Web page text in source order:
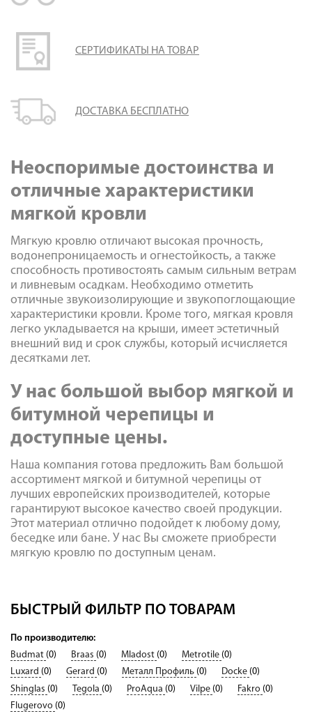
Контакты СЕРТИФИКАТЫ НА ТОВАР
ДОСТАВКА БЕСПЛАТНО
Неоспоримые достоинства и
отличные характеристики
мягкой кровли
Мягкую кровлю отличают высокая прочность,
водонепроницаемость и огнестойкость, а также
способность противостоять самым сильным ветрам
и ливневым осадкам. Необходимо отметить
отличные звукоизолирующие и звукопоглощающие
характеристики кровли. Кроме того, мягкая кровля
легко укладывается на крыши, имеет эстетичный
внешний вид и срок службы, который исчисляется
десятками лет.
У нас большой выбор мягкой и
битумной черепицы и
доступные цены.
Наша компания готова предложить Вам большой
ассортимент мягкой и битумной черепицы от
лучших европейских производителей, которые
гарантируют высокое качество своей продукции.
Этот материал отлично подойдет к любому дому,
беседке или бане. У нас Вы сможете приобрести
мягкую кровлю по доступным ценам.
БЫСТРЫЙ ФИЛЬТР ПО ТОВАРАМ
По производителю:
Budmat (0) Braas (0) Mladost (0) Metrotile (0)
Luxard (0) Gerard (0) Металл Профиль (0) Docke (0)
Shinglas (0) Tegola (0) ProAqua (0) Vilpe (0) Fakro (0)
Flugerovo (0)